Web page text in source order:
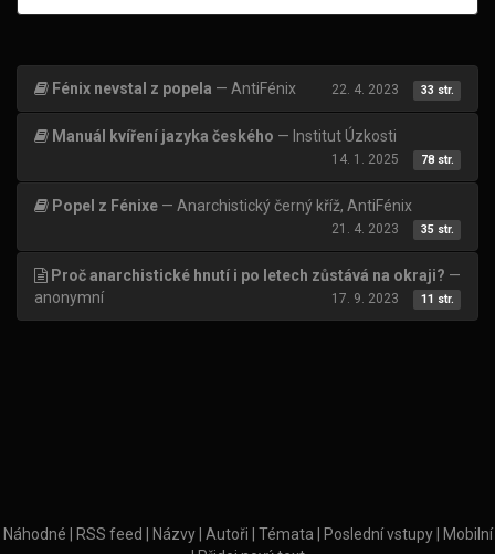
Fénix nevstal z popela — AntiFénix 22. 4. 2023 33 str.
Manuál kvíření jazyka českého — Institut Úzkosti
14. 1. 2025 78 str.
Popel z Fénixe — Anarchistický černý kříž, AntiFénix
21. 4. 2023 35 str.
Proč anarchistické hnutí i po letech zůstává na okraji? —
anonymní
17. 9. 2023 11 str.
Náhodné RSS feed Názvy Autoři Témata Poslední vstupy
Mobilní